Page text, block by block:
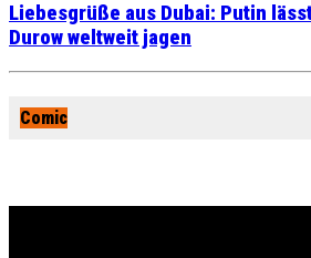
Liebesgrüße aus Dubai: Putin
Durow weltweit jagen
Comic